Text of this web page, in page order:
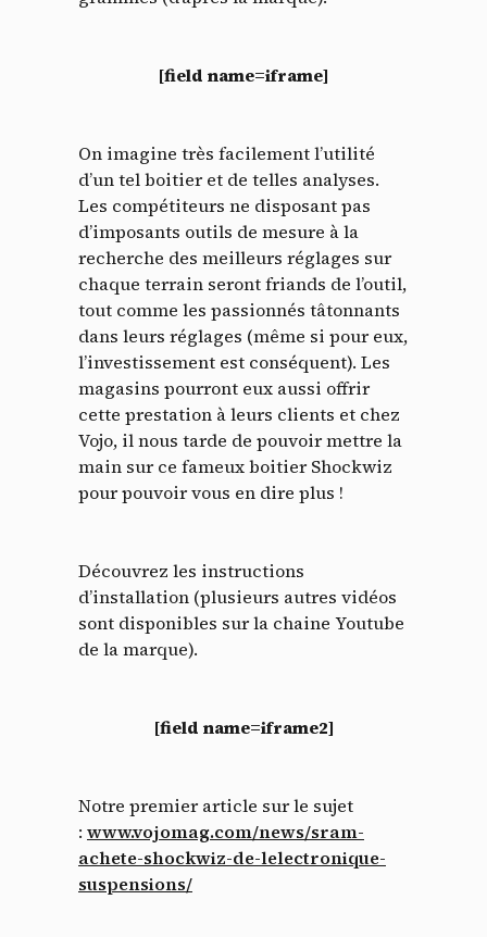
[field name=iframe]
On imagine très facilement l’utilité
d’un tel boitier et de telles analyses.
Les compétiteurs ne disposant pas
d’imposants outils de mesure à la
recherche des meilleurs réglages sur
chaque terrain seront friands de l’outil,
tout comme les passionnés tâtonnants
dans leurs réglages (même si pour eux,
l’investissement est conséquent). Les
magasins pourront eux aussi offrir
cette prestation à leurs clients et chez
Vojo, il nous tarde de pouvoir mettre la
main sur ce fameux boitier Shockwiz
pour pouvoir vous en dire plus !
Découvrez les instructions
d’installation (plusieurs autres vidéos
sont disponibles sur la chaine Youtube
de la marque).
[field name=iframe2]
Notre premier article sur le sujet
: www.vojomag.com/news/sram-
achete-shockwiz-de-lelectronique-
suspensions/
Panneau de gestion des
cookies
Tout accepter Tout refuser